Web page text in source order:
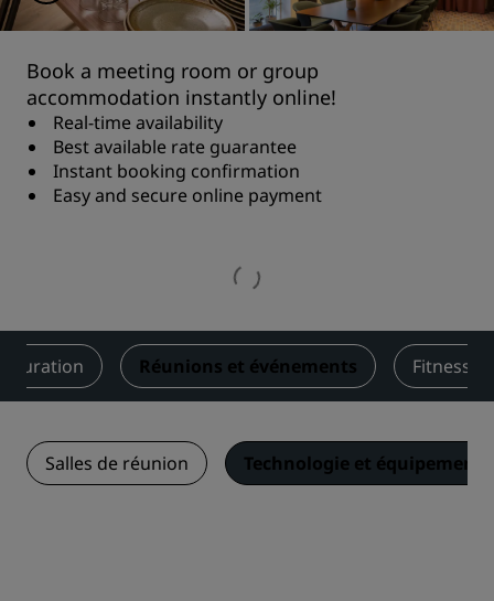
Book a meeting room or group
accommodation instantly online!
Real-time availability
Best available rate guarantee
Instant booking confirmation
Easy and secure online payment
Réunions et événements Fitness
Salles de réunion Technologie et équipements